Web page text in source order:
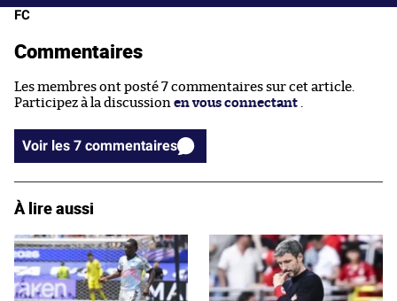
FC
Commentaires
Les membres ont posté 7 commentaires sur cet article.
Participez à la discussion en vous connectant
Voir les 7 commentaires
À lire aussi